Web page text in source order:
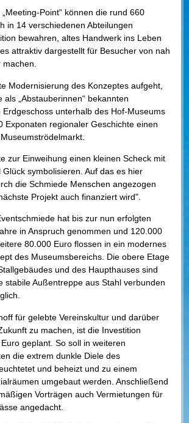
Point“ können die rund 660
in 14 verschiedenen Abteilungen
bewahren, altes Handwerk ins Leben
attraktiv dargestellt für Besucher von nah
Modernisierung des Konzeptes aufgeht,
als „Abstauberinnen“ bekannten
Erdgeschoss unterhalb des Hof-Museums
Exponaten regionaler Geschichte einen
zur Einweihung einen kleinen Scheck mit
Glück symbolisieren. Auf das es hier
die Schmiede Menschen angezogen
Projekt auch finanziert wird".
hat bis zur nun erfolgten
in Anspruch genommen und 120.000
80.000 Euro flossen in ein modernes
des Museumsbereichs. Die obere Etage
und des Haupthauses sind
stabile Außentreppe aus Stahl verbunden
für gelebte Vereinskultur und darüber
zu machen, ist die Investition
geplant. So soll in weiteren
die extrem dunkle Diele des
und beheizt und zu einem
umgebaut werden. Anschließend
Vorträgen auch Vermietungen für
angedacht.